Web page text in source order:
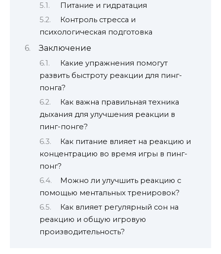
Питание и гидратация
Контроль стресса и
психологическая подготовка
Заключение
Какие упражнения помогут
развить быстроту реакции для пинг-
понга?
Как важна правильная техника
дыхания для улучшения реакции в
пинг-понге?
Как питание влияет на реакцию и
концентрацию во время игры в пинг-
понг?
Можно ли улучшить реакцию с
помощью ментальных тренировок?
Как влияет регулярный сон на
реакцию и общую игровую
производительность?